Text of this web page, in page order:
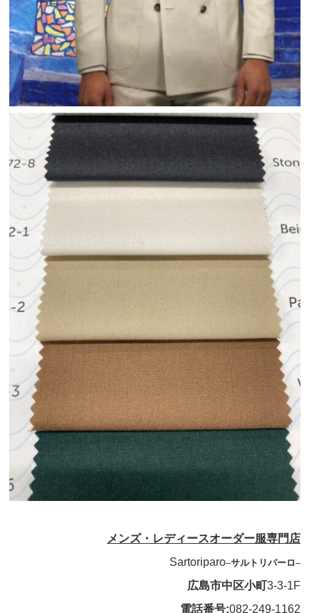
メンズ・レディースオーダー服専門店
Sartoriparo–サルトリパーロ–
広島市中区小町3-3-1F
電話番号:082-249-1162